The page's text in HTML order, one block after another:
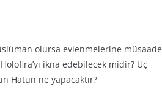
olursa evlenmelerine müsaade
ikna edebilecek midir? Uç
Hatun ne yapacaktır?